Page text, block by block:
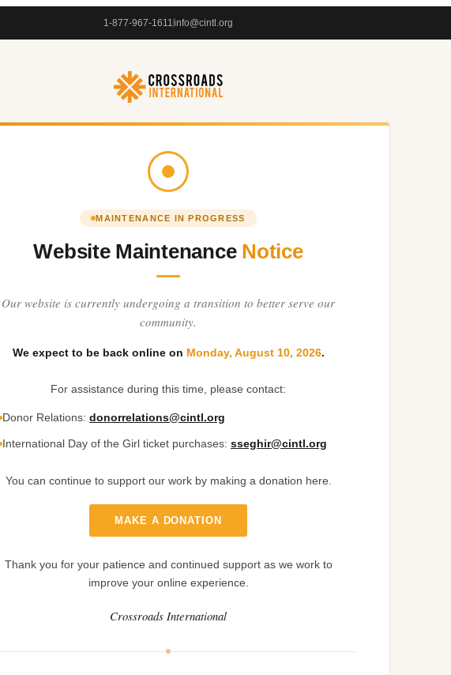
1-877-967-1611info@cintl.org
MAINTENANCE IN PROGRESS
Website Maintenance Notice
Our website is currently undergoing a transition to better serve our
community.
We expect to be back online on Monday, August 10, 2026.
For assistance during this time, please contact:
Donor Relations: donorrelations@cintl.org
International Day of the Girl ticket purchases: sseghir@cintl.org
You can continue to support our work by making a donation here.
MAKE A DONATION
Thank you for your patience and continued support as we work to
improve your online experience.
Crossroads International